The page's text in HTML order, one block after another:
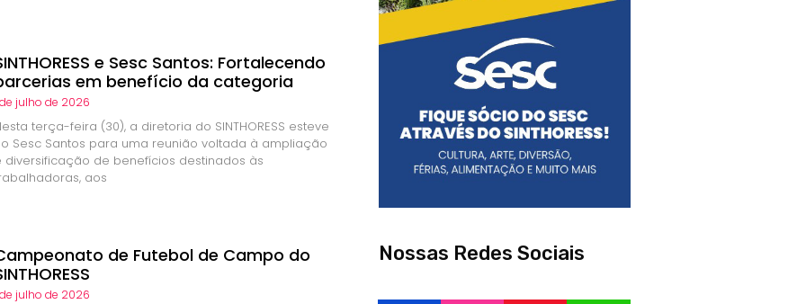
e Sesc Santos: Fortalecendo
em benefício da categoria
de julho de 2026
terça-feira (30), a diretoria do SINTHORESS esteve
Sesc Santos para uma reunião voltada à ampliação
diversificação de benefícios destinados às
aos
de Futebol de Campo do
de julho de 2026
Nossas Redes Sociais